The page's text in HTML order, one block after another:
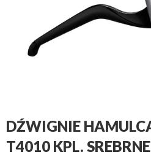
DŹWIGNIE
T4010 KPL. SREBRNE